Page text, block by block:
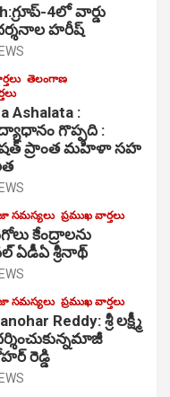
4లో వార్డు
హరీష్
తెలంగాణ
Ashalata :
గొప్పది :
ప్రాంత మహిళా సహ
సమస్యలు ప్రముఖ వార్తలు
కేంద్రాల‌ను
ఏడీఏ శ్రీనాథ్
సమస్యలు ప్రముఖ వార్తలు
Reddy: శ్రీ లక్ష్మీ
రెడ్డి